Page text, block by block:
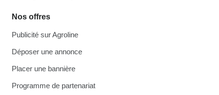
Nos offres
Publicité sur Agroline
Déposer une annonce
Placer une bannière
Programme de partenariat